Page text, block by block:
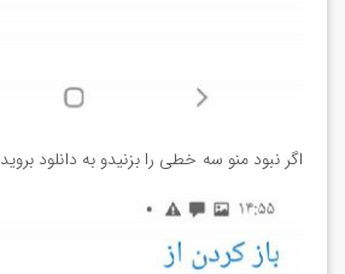
اگر نبود منو سه خطی را بزنیدو به دانلود بروید